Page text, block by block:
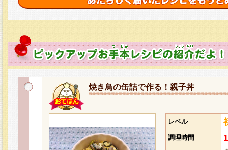
焼き鳥の缶詰で作る！親子丼
レベル
調理時間